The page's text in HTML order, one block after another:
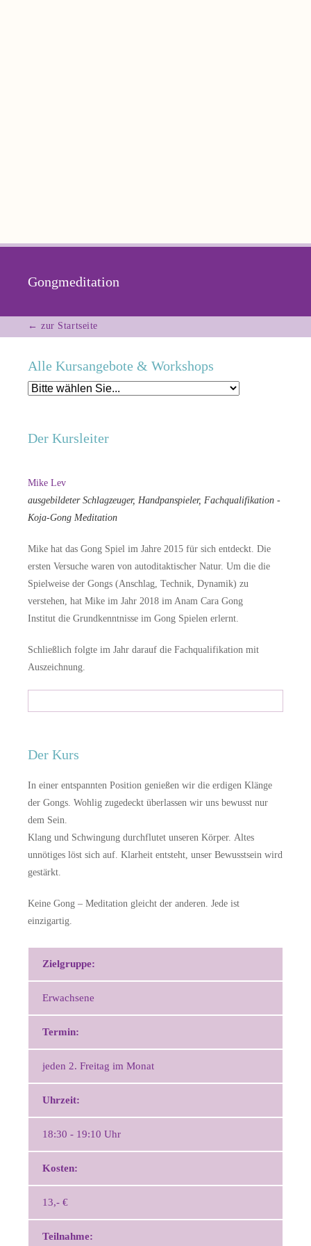
Gongmeditation
← zur Startseite
Alle Kursangebote & Workshops
Der Kursleiter
Mike Lev
ausgebildeter Schlagzeuger, Handpanspieler, Fachqualifikation -
Koja-Gong Meditation
Mike hat das Gong Spiel im Jahre 2015 für sich entdeckt. Die
ersten Versuche waren von autoditaktischer Natur. Um die die
Spielweise der Gongs (Anschlag, Technik, Dynamik) zu
verstehen, hat Mike im Jahr 2018 im Anam Cara Gong
Institut die Grundkenntnisse im Gong Spielen erlernt.
Schließlich folgte im Jahr darauf die Fachqualifikation mit
Auszeichnung.
Der Kurs
In einer entspannten Position genießen wir die erdigen Klänge
der Gongs. Wohlig zugedeckt überlassen wir uns bewusst nur
dem Sein.
Klang und Schwingung durchflutet unseren Körper. Altes
unnötiges löst sich auf. Klarheit entsteht, unser Bewusstsein wird
gestärkt.
Keine Gong – Meditation gleicht der anderen. Jede ist
einzigartig.
Zielgruppe:
Erwachsene
Termin:
jeden 2. Freitag im Monat
Uhrzeit:
18:30 - 19:10 Uhr
Kosten:
13,- €
Teilnahme: